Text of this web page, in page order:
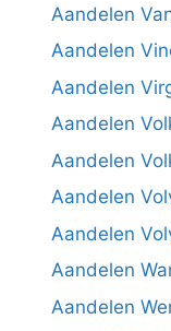
Aandelen
Aandelen
Aandelen
Aandelen
Aandelen
Aandelen
Aandelen
Aandelen
Aandelen